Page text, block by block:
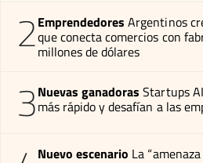
2Emprendedores Argentinos
que conecta comercios con
millones de dólares
3Nuevas ganadoras Startups
más rápido y desafían a las
Nuevo escenario La